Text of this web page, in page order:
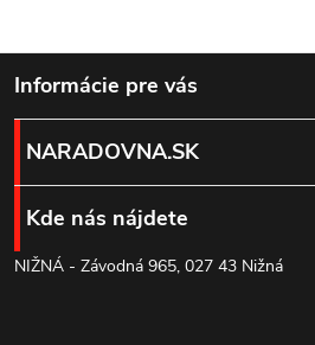
Z
á
p
ä
Informácie pre vás
NARADOVNA.SK
Kde nás nájdete
NIŽNÁ - Závodná 965, 027 43 Nižná